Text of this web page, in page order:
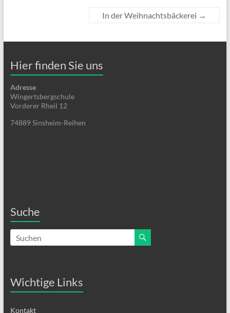
In der Weihnachtsbäckerei →
Hier finden Sie uns
Adresse
Wingertsbergschule
Vorderer Rheil 12
74889 Sinsheim-Reihen
Suche
Wichtige Links
Kontakt